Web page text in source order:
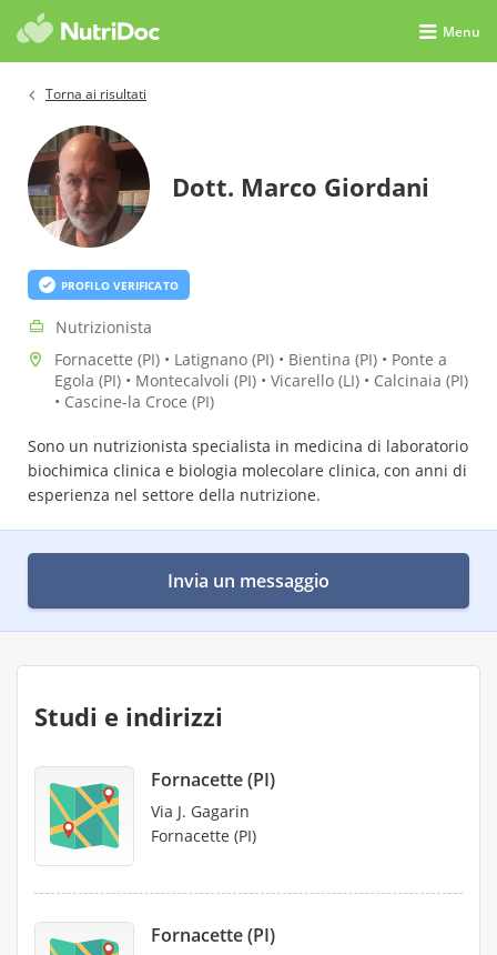
Menu
Torna ai risultati
Dott. Marco Giordani
PROFILO VERIFICATO
Nutrizionista
Fornacette (PI) • Latignano (PI) • Bientina (PI) • Ponte a
Egola (PI) • Montecalvoli (PI) • Vicarello (LI) • Calcinaia (PI)
• Cascine-la Croce (PI)
Sono un nutrizionista specialista in medicina di laboratorio
biochimica clinica e biologia molecolare clinica, con anni di
esperienza nel settore della nutrizione.
Invia un messaggio
Studi e indirizzi
Fornacette (PI)
Via J. Gagarin
Fornacette (PI)
Fornacette (PI)